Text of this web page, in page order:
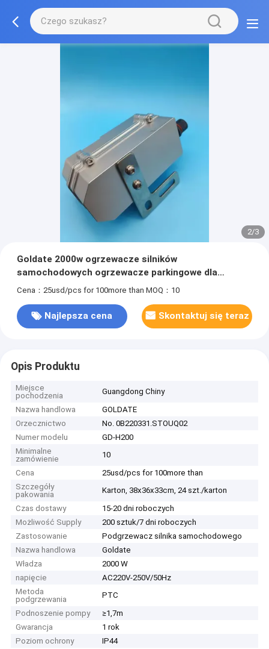
2/3
Goldate 2000w ogrzewacze silników
samochodowych ogrzewacze parkingowe dla
samochodów ciężarowych bezpieczne i niezawodne
Cena：25usd/pcs for 100more than MOQ：10
Najlepsza cena Skontaktuj się teraz
Opis Produktu
Miejsce
pochodzenia
Guangdong Chiny
Nazwa handlowa
GOLDATE
Orzecznictwo
No. 0B220331.STOUQ02
Numer modelu
GD-H200
Minimalne
zamówienie
10
Cena
25usd/pcs for 100more than
Szczegóły
pakowania
Karton, 38x36x33cm, 24 szt./karton
Czas dostawy
15-20 dni roboczych
Możliwość Supply
200 sztuk/7 dni roboczych
Zastosowanie
Podgrzewacz silnika samochodowego
Nazwa handlowa
Goldate
Władza
2000 W
napięcie
AC220V-250V/50Hz
Metoda
podgrzewania
PTC
Podnoszenie pompy
≥1,7m
Gwarancja
1 rok
Poziom ochrony
IP44